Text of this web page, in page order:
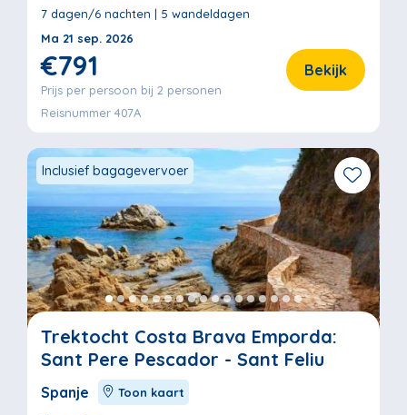
7 dagen/6 nachten | 5 wandeldagen
Ma 21 sep. 2026
€791
Prijs per persoon bij 2 personen
Bekijk
Reisnummer 407A
Inclusief bagagevervoer
Trektocht Costa Brava Emporda:
Sant Pere Pescador - Sant Feliu
Spanje Toon kaart